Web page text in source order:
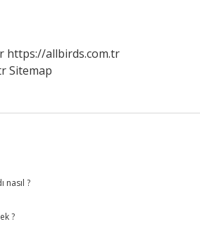
https://allbirds.com.tr
Sitemap
nasıl ?
?